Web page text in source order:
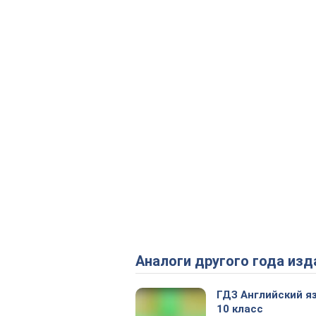
Аналоги другого года
ГДЗ Английский
10 класс